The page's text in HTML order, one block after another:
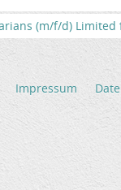
(m/f/d) Limited
Impressum